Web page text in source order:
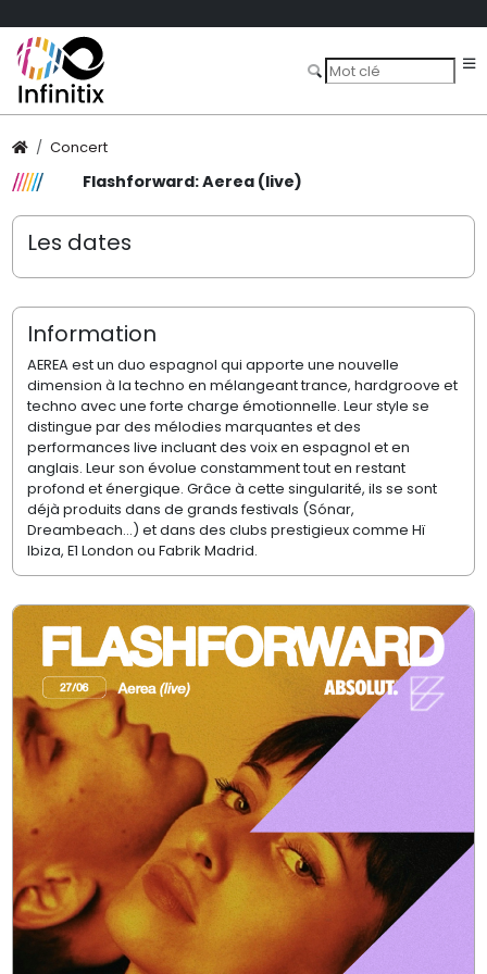
Concert
Flashforward: Aerea (live)
Les dates
Information
AEREA est un duo espagnol qui apporte une nouvelle
dimension à la techno en mélangeant trance, hardgroove et
techno avec une forte charge émotionnelle. Leur style se
distingue par des mélodies marquantes et des
performances live incluant des voix en espagnol et en
anglais. Leur son évolue constamment tout en restant
profond et énergique. Grâce à cette singularité, ils se sont
déjà produits dans de grands festivals (Sónar,
Dreambeach…) et dans des clubs prestigieux comme Hï
Ibiza, E1 London ou Fabrik Madrid.